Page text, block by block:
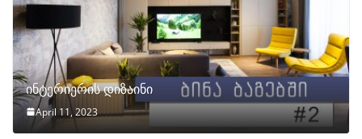
ინტერიერის დიზაინი
April 11, 2023